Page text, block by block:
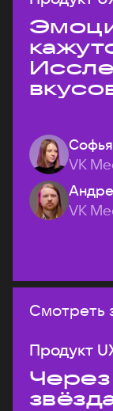
VK
VK
Смотреть
Продукт
Через